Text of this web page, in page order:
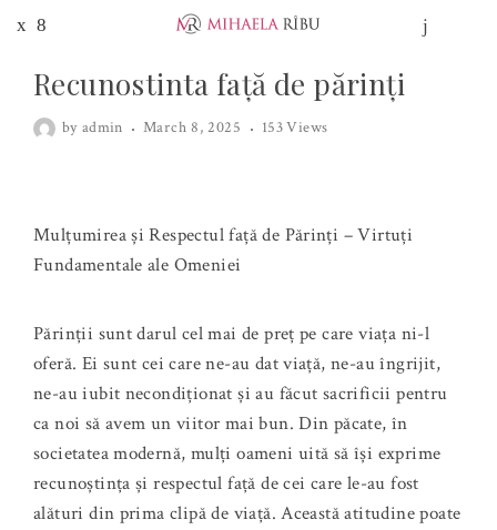
Recunostinta față de părinți
by admin March 8, 2025 153 Views
Mulțumirea și Respectul față de Părinți – Virtuți
Fundamentale ale Omeniei
Părinții sunt darul cel mai de preț pe care viața ni-l
oferă. Ei sunt cei care ne-au dat viață, ne-au îngrijit,
ne-au iubit necondiționat și au făcut sacrificii pentru
ca noi să avem un viitor mai bun. Din păcate, în
societatea modernă, mulți oameni uită să își exprime
recunoștința și respectul față de cei care le-au fost
alături din prima clipă de viață. Această atitudine poate